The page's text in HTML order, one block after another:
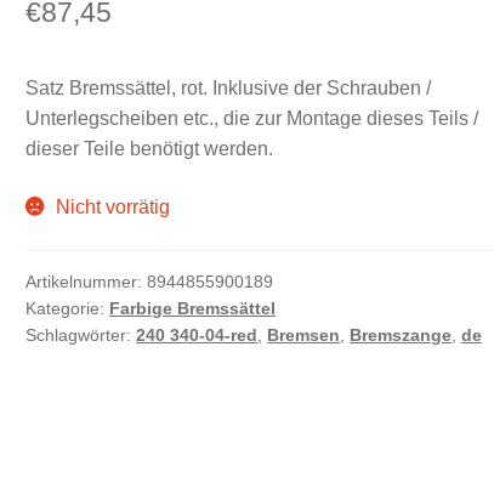
€87,45
Satz Bremssättel, rot. Inklusive der Schrauben /
Unterlegscheiben etc., die zur Montage dieses Teils /
dieser Teile benötigt werden.
Nicht vorrätig
Artikelnummer:8944855900189
Kategorie: Farbige Bremssättel
Schlagwörter:240 340-04-red Bremsen Bremszange ,de